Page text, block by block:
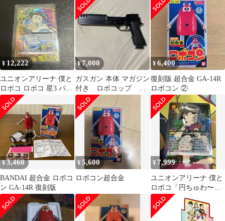
説明書付 がんばれ!!ロ
ボコン C-130
ボコン」
ュア
¥ 12,222
ユニオンアリーナ 僕と
ロボコ ロボコ 星3 パラ
レル
¥7,000
ガスガン 本体 マガジン
付き ロボコップ ９
３Ｒ－ＡＰ
¥6,400
復刻版 超合金 GA-14R
ロボコン ②
¥3,460
BANDAI 超合金 ロボコ
ン GA-14R 復刻版
¥5,600
ロボコン超合金
¥ 7,999
ユニオンアリーナ 僕と
ロボコ「円ちゅわ〜
ん」《パラレル》
SR★（スーパーレア
★）